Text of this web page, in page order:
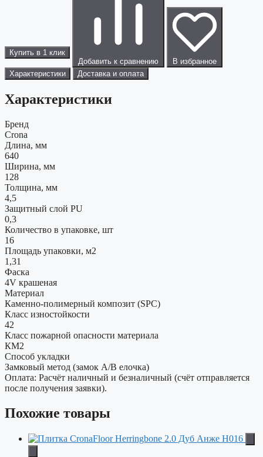
Купить в 1 клик
Добавить к сравнению
В избранное
Характеристики
Доставка и оплата
Характеристики
Бренд
Crona
Длина, мм
640
Ширина, мм
128
Толщина, мм
4,5
Защитный слой PU
0,3
Количество в упаковке, шт
16
Площадь упаковки, м2
1,31
Фаска
4V крашеная
Материал
Каменно-полимерный композит (SPC)
Класс изностойкости
42
Класс пожарной опасности материала
КМ2
Способ укладки
Замковый метод (замок A/B елочка)
Оплата: Расчёт наличный и безналичный (счёт отправляется
после получения заявки).
Похожие товары